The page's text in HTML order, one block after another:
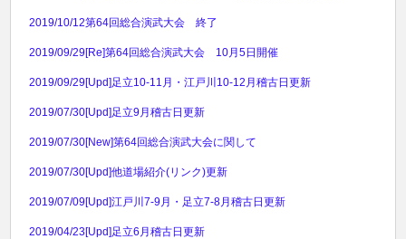
2019/10/12第64回総合演武大会 終了
2019/09/29[Re]第64回総合演武大会 10月5日開催
2019/09/29[Upd]足立10-11月・江戸川10-12月稽古日更新
2019/07/30[Upd]足立9月稽古日更新
2019/07/30[New]第64回総合演武大会に関して
2019/07/30[Upd]他道場紹介(リンク)更新
2019/07/09[Upd]江戸川7-9月・足立7-8月稽古日更新
2019/04/23[Upd]足立6月稽古日更新